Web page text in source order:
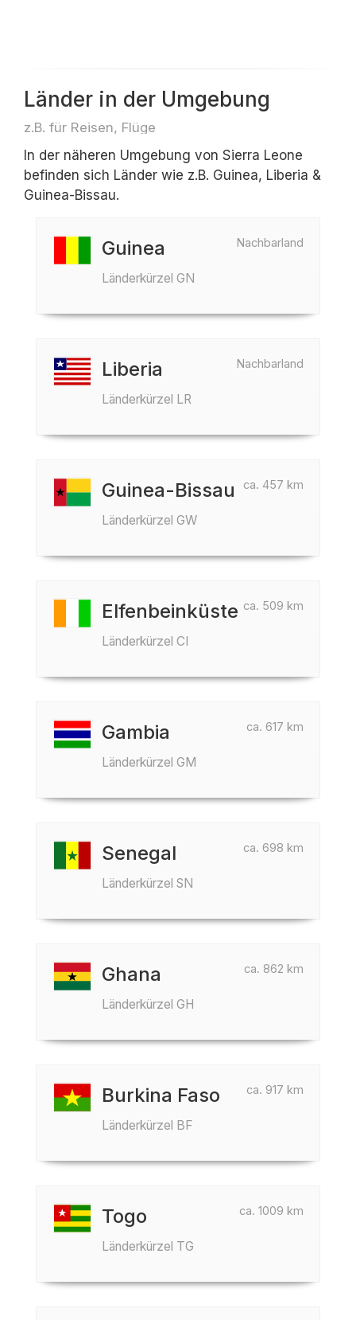
Länder in der Umgebung
z.B. für Reisen, Flüge
In der näheren Umgebung von Sierra Leone
befinden sich Länder wie z.B. Guinea, Liberia &
Guinea-Bissau.
Nachbarland
Guinea
Länderkürzel GN
Nachbarland
Liberia
Länderkürzel LR
ca. 457 km
Guinea-Bissau
Länderkürzel GW
ca. 509 km
Elfenbeinküste
Länderkürzel CI
ca. 617 km
Gambia
Länderkürzel GM
ca. 698 km
Senegal
Länderkürzel SN
ca. 862 km
Ghana
Länderkürzel GH
ca. 917 km
Burkina Faso
Länderkürzel BF
ca. 1009 km
Togo
Länderkürzel TG